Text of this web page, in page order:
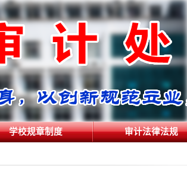
学校规章制度 审计法律法规